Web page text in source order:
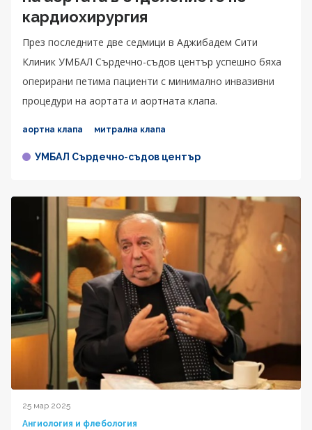
кардиохирургия
През последните две седмици в Аджибадем Сити
Клиник УМБАЛ Сърдечно-съдов център успешно бяха
оперирани петима пациенти с минимално инвазивни
процедури на аортата и аортната клапа.
аортна клапа митрална клапа
УМБАЛ Сърдечно-съдов център
25 мар 2025
Ангиология и флебология